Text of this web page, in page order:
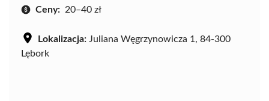
Ceny: 20–40 zł
Lokalizacja: Juliana Węgrzynowicza 1, 84-300
Lębork